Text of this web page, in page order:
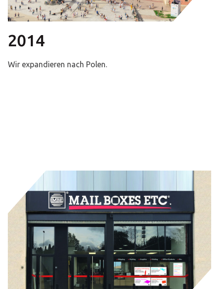
2014
Wir expandieren nach Polen.